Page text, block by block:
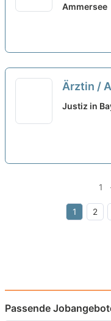
Ammersee
Ärztin /
Justiz in
1
1 2
Passende